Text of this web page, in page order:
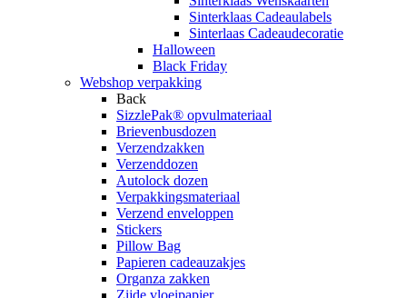
Sinterklaas Cadeaulabels
Sinterlaas Cadeaudecoratie
Halloween
Black Friday
Webshop verpakking
Back
SizzlePak® opvulmateriaal
Brievenbusdozen
Verzendzakken
Verzenddozen
Autolock dozen
Verpakkingsmateriaal
Verzend enveloppen
Stickers
Pillow Bag
Papieren cadeauzakjes
Organza zakken
Zijde vloeipapier